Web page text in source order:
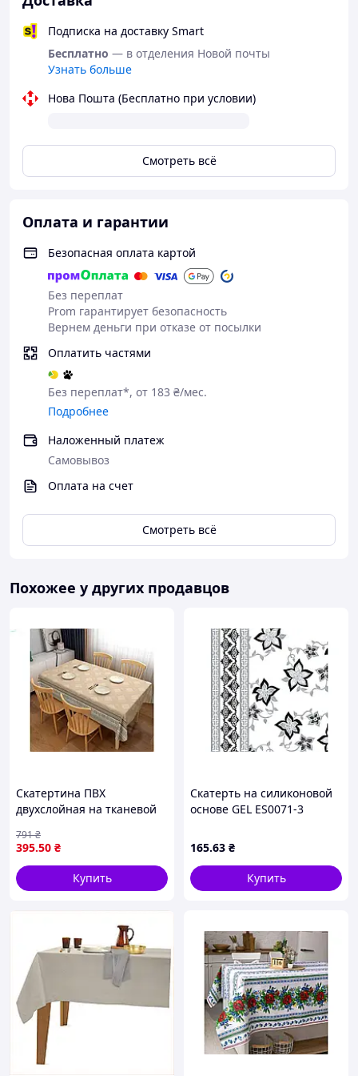
У Вас виникли запитання щодо товару?
Як придбати Товар в інтернет магазині
"Скарбниця-Карпат"?
замовленн
дзвінка
Ваше
я
нашому інтернет-магазині?
Індивідуальний дизайн
Професійна консультація продавця
Великий асортимент товару, що
постійно оновлюється
Також в нашому Інтернет-магазин
"Скарбниця Карпат"
― Ви знайдете
найрізноманітніші вироби ручної роботи від
дари Карпат
вироби з овчини та
шкіри,вироби з дерева,сувенірна
будь-який смак. Тільки у нас Ви знайдете
оригінальні та неповторні речі, що
стануть чудовим подарунком для Вас та Ваших
рідних.
Не забудьте переглянути Новинки!
Вдалих Вам закупів!
Подписка на доставку Smart
Бесплатно — в отделения Новой почты
Узнать больше
Нова Пошта (Бесплатно при условии)
Смотреть всё
Оплата и гарантии
Безопасная оплата картой
Без переплат
Prom гарантирует безопасность
Вернем деньги при отказе от посылки
Оплатить частями
Без переплат*, от 183 ₴/мес.
Подробнее
Наложенный платеж
Самовывоз
Оплата на счет
Смотреть всё
Похожее у других продавцов
Скатертина ПВХ
двухслойная на тканевой
фотопринтом и защитой
от загрязнений
395.50 ₴
791₴
Купить
Скатерть на силиконовой
основе GEL ES0071-3
165.63 ₴
Купить